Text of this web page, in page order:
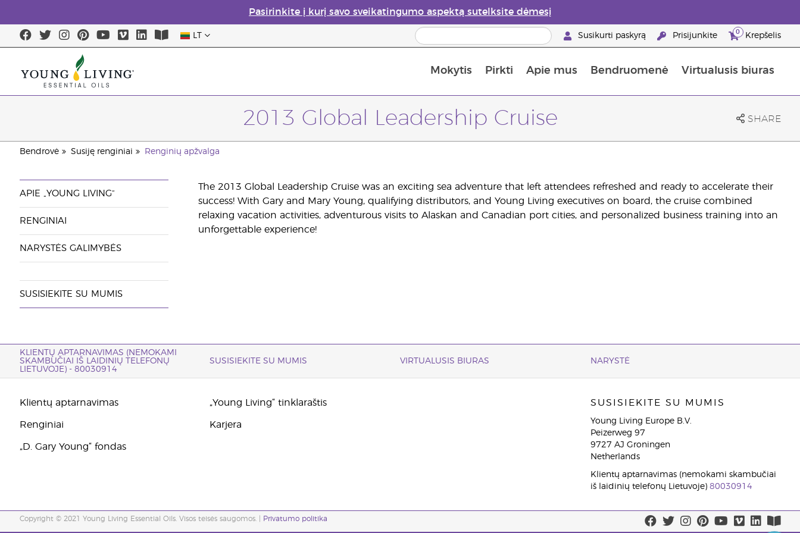
Pasirinkite į kurį savo sveikatingumo aspektą sutelksite dėmesį
LT Susikurti paskyrą Prisijunkite 0 Krepšelis
Mokytis Pirkti Apie mus Bendruomenė Virtualusis biuras
2013 Global Leadership Cruise SHARE
Bendrovė Susiję renginiai Renginių apžvalga
APIE „YOUNG LIVING“
RENGINIAI
NARYSTĖS GALIMYBĖS
SUSISIEKITE SU MUMIS
The 2013 Global Leadership Cruise was an exciting sea adventure that left attendees refreshed and ready to accelerate their
success! With Gary and Mary Young, qualifying distributors, and Young Living executives on board, the cruise combined
relaxing vacation activities, adventurous visits to Alaskan and Canadian port cities, and personalized business training into an
unforgettable experience!
KLIENTŲ APTARNAVIMAS (NEMOKAMI
SKAMBUČIAI IŠ LAIDINIŲ TELEFONŲ
LIETUVOJE) - 80030914
SUSISIEKITE SU MUMIS VIRTUALUSIS BIURAS NARYSTĖ
Klientų aptarnavimas
Renginiai
„D. Gary Young“ fondas
„Young Living“ tinklaraštis
Karjera
SUSISIEKITE SU MUMIS
Young Living Europe B.V.
Peizerweg 97
9727 AJ Groningen
Netherlands
Klientų aptarnavimas (nemokami skambučiai
iš laidinių telefonų Lietuvoje) 80030914
Copyright © 2021 Young Living Essential Oils. Visos teisės saugomos. | Privatumo politika